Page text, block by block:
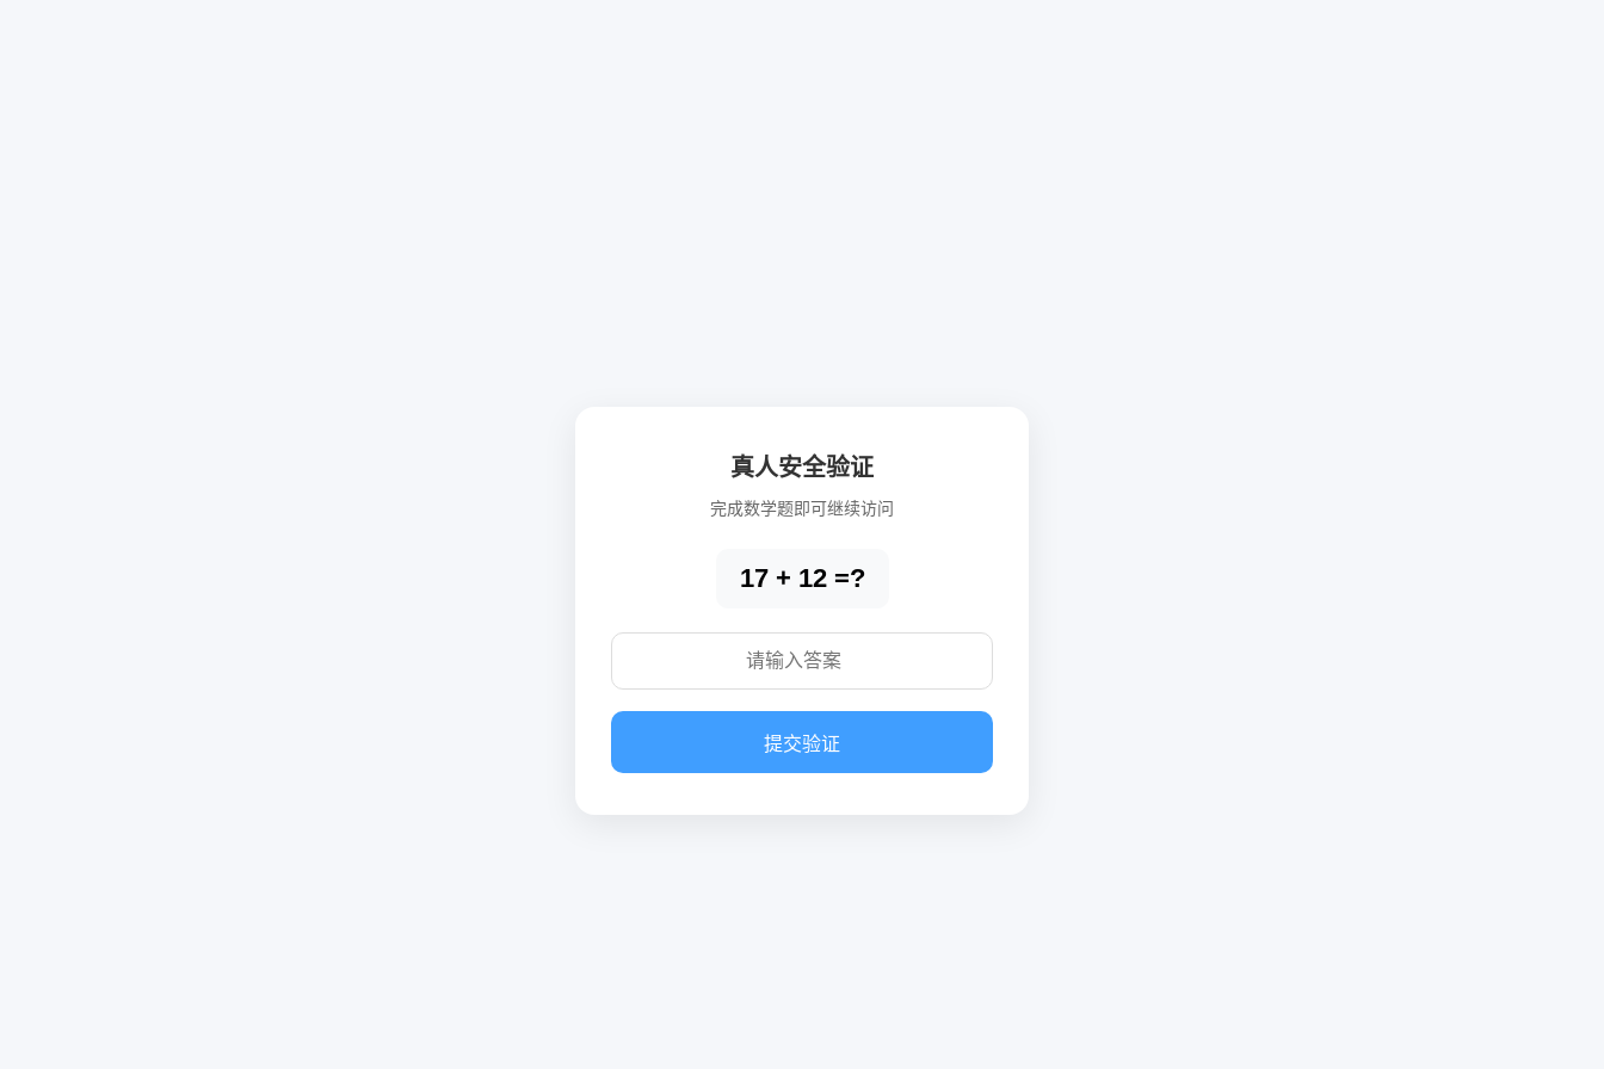
真人安全验证
完成数学题即可继续访问
17 + 12 =?
提交验证